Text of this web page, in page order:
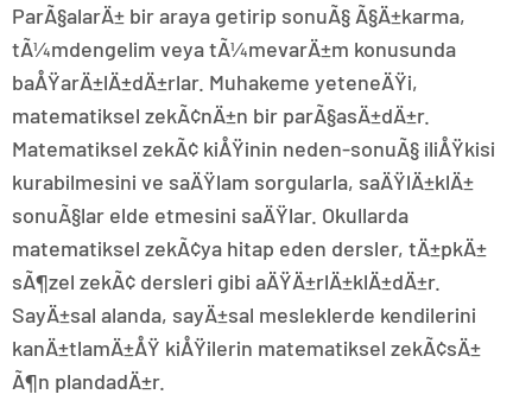
ParÃ§alarÄ± bir araya getirip sonuÃ§ Ã§Ä±karma,
tÃ¼mdengelim veya tÃ¼mevarÄ±m konusunda
baÅŸarÄ±lÄ±dÄ±rlar. Muhakeme yeteneÄŸi,
matematiksel zekÃ¢nÄ±n bir parÃ§asÄ±dÄ±r.
Matematiksel zekÃ¢ kiÅŸinin neden-sonuÃ§ iliÅŸkisi
kurabilmesini ve saÄŸlam sorgularla, saÄŸlÄ±klÄ±
sonuÃ§lar elde etmesini saÄŸlar. Okullarda
matematiksel zekÃ¢ya hitap eden dersler, tÄ±pkÄ±
sÃ¶zel zekÃ¢ dersleri gibi aÄŸÄ±rlÄ±klÄ±dÄ±r.
SayÄ±sal alanda, sayÄ±sal mesleklerde kendilerini
kanÄ±tlamÄ±ÅŸ kiÅŸilerin matematiksel zekÃ¢sÄ±
Ã¶n plandadÄ±r.